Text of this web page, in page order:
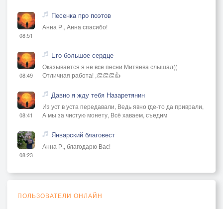
08:51
Песенка про поэтов
Анна Р., Анна спасибо!
08:49
Его большое сердце
Оказывается я не все песни Митяева слышал((
Отличная работа! ,👏👏👏👍
08:41
Давно я жду тебя Назаретянин
Из уст в уста передавали, Ведь явно где-то да приврали,
А мы за чистую монету, Всё хаваем, съедим
08:23
Январский благовест
Анна Р., благодарю Вас!
ПОЛЬЗОВАТЕЛИ ОНЛАЙН